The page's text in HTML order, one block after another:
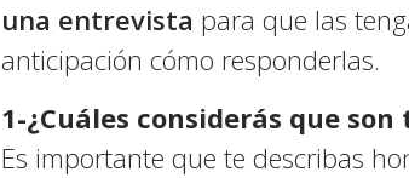
una entrevista para que las
anticipación cómo responderlas.
1-¿Cuáles considerás que
Es importante que te describas